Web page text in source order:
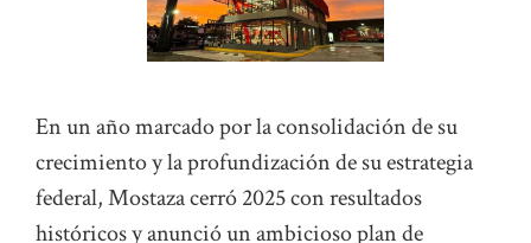
En un año marcado por la consolidación de su
crecimiento y la profundización de su estrategia
federal, Mostaza cerró 2025 con resultados
históricos y anunció un ambicioso plan de